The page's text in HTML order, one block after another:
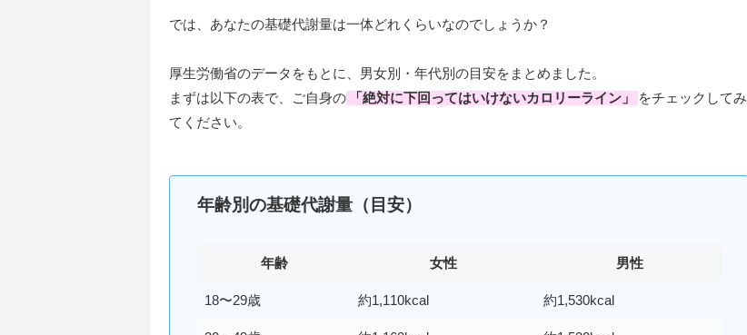
では、あなたの基礎代謝量は一体どれくらいなのでしょうか？
厚生労働省のデータをもとに、男女別・年代別の目安をまとめました。
まずは以下の表で、ご自身の
「絶対に下回ってはいけないカロリーライン 」
をチェックしてみ
てください。
年齢別の基礎代謝量（目安）
年齢 女性 男性
18〜29歳 約1,110kcal 約1,530kcal